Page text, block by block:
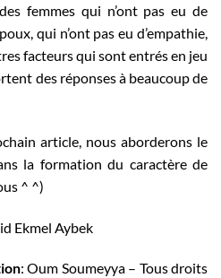
femmes qui n’ont pas eu de
qui n’ont pas eu d’empathie,
facteurs qui sont entrés en jeu
des réponses à beaucoup de
article, nous aborderons le
la formation du caractère de
^ ^)
Ekmel Aybek
: Oum Soumeyya – Tous droits